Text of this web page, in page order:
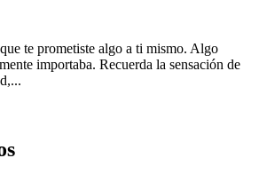
te prometiste algo a ti mismo. Algo
importaba. Recuerda la sensación de